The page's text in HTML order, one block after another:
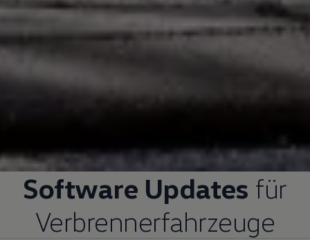
Software Updates für
Verbrennerfahrzeuge